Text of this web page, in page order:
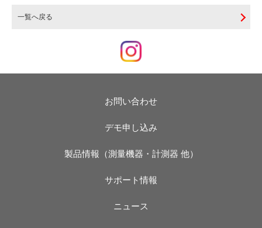
一覧へ戻る
お問い合わせ
デモ申し込み
製品情報（測量機器・計測器 他）
サポート情報
ニュース